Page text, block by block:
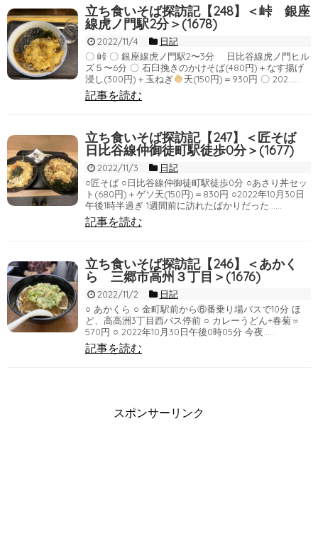
立ち食いそば探訪記【248】＜峠 銀座
線虎ノ門駅2分＞(1678)
2022/11/4
日記
〇 峠 〇 銀座線虎ノ門駅2〜3分 日比谷線虎ノ門ヒル
ズ５〜6分 〇 石臼挽きのかけそば(480円)＋なす揚げ
浸し(300円)＋玉ねぎ
天(150円)＝930円 〇 202……
記事を読む
立ち食いそば探訪記【247】＜匠そば
日比谷線仲御徒町駅徒歩0分＞(1677)
2022/11/3
日記
○匠そば ○日比谷線仲御徒町駅徒歩0分 ○あさり丼セッ
ト(680円)＋ゲソ天(150円)＝830円 ○2022年10月30日
午後1時半過ぎ 1週間前に訪れたばかりだった……
記事を読む
立ち食いそば探訪記【246】＜あかく
ら 三郷市高州３丁目＞(1676)
2022/11/2
日記
○ あかくら ○ 金町駅前から⑥番乗り場バスで10分 ほ
ど、高高洲3丁目西バス停前 ○ カレーうどん+春菊＝
570円 ○ 2022年10月30日午後0時05分 今夜……
記事を読む
スポンサーリンク